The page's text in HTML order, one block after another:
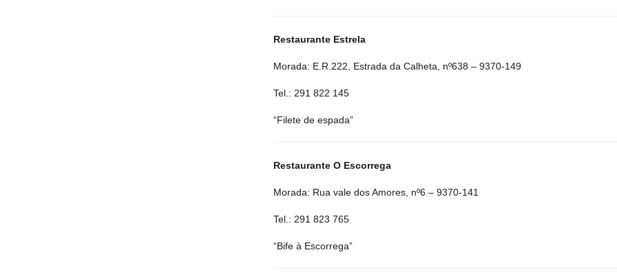
Restaurante Estrela
Morada: E.R.222, Estrada da Calheta, nº638 – 9370-149
Tel.: 291 822 145
“Filete de espada”
Restaurante O Escorrega
Morada: Rua vale dos Amores, nº6 – 9370-141
Tel.: 291 823 765
“Bife à Escorrega”